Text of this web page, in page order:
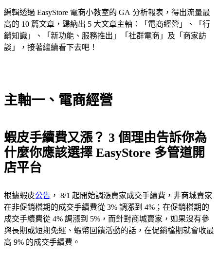
編輯透過 EasyStore 電商小教室的 GA 分析報表，得出流量最
高的 10 篇文章，歸納出 5 大文章主軸：「電商經營」、「行
銷知識」、「新功能、服務推出」「社群電商」及「商家訪
談」，接著繼續看下去吧！
主軸一、電商經營
蝦皮手續費又漲？ 3 個理由告訴你為
什麼你應該選擇 EasyStore 多管道開
店平台
根據蝦皮公告 ， 8/1 起開始調漲賣家成交手續費，非商城賣家
在非促銷檔期的成交手續費從 3% 調漲到 4%；在促銷檔期的
成交手續費從 4% 調漲到 5%，而針對商城賣家，如果沒有參
與長期或短期免運、蝦幣回饋活動的話，在促銷檔期就會收最
高 9% 的成交手續費。